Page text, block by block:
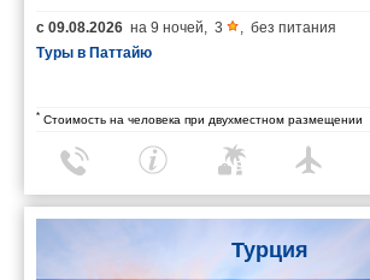
с 09.08.2026 на 9 ночей 3
без питания
Туры в Паттайю
* Стоимость на человека при двухместном размещении
Турция